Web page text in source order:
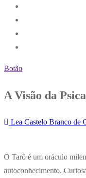
Botão
A Visão da
Lea Castelo Branco de
O Tarô é um oráculo
autoconhecimento.